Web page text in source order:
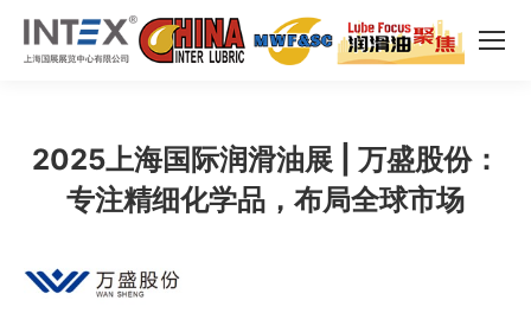
2025上海国际润滑油展 | 万盛股份：
专注精细化学品，布局全球市场